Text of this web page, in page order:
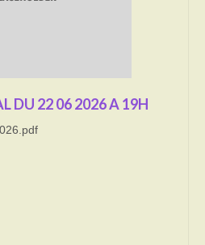
DU 22 06 2026 A 19H